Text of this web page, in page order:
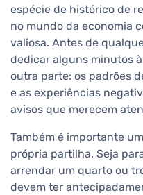
espécie de histórico de
no mundo da economia
valiosa. Antes de
dedicar alguns minutos
outra parte: os padrões
e as experiências
avisos que merecem
Também é importante
própria partilha. Seja
arrendar um quarto ou
devem ter